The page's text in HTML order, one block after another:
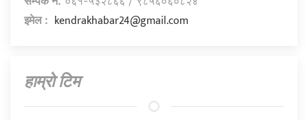
इमेल : kendrakhabar24@gmail.com
हाम्राे टिम